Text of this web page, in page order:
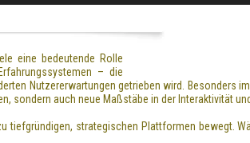
eine bedeutende Rolle
– die
Nutzererwartungen getrieben wird. Besonders
sondern auch neue Maßstäbe in der Interaktivität
tiefgründigen, strategischen Plattformen bewegt.